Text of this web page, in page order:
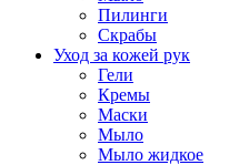
Пилинги
Скрабы
Уход за кожей рук
Гели
Кремы
Маски
Мыло
Мыло жидкое